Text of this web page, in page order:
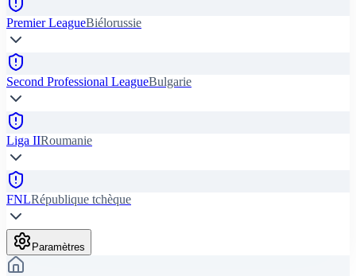
Premier LeagueBiélorussie
Second Professional LeagueBulgarie
Liga IIRoumanie
FNLRépublique tchèque
Paramètres